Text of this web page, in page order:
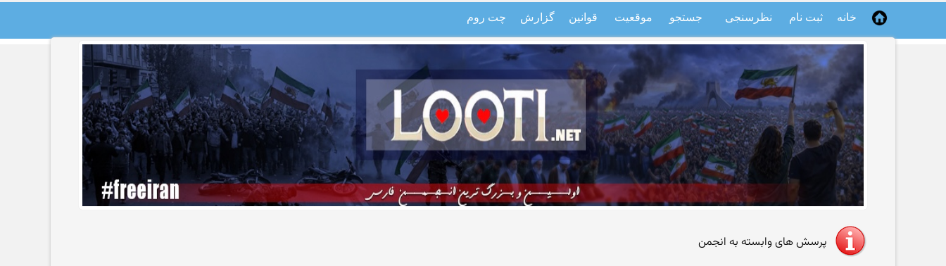
خانه ثبت نام نظرسنجی جستجو موقعیت قوانین گزارش چت روم
پرسش های وابسته به انجمن